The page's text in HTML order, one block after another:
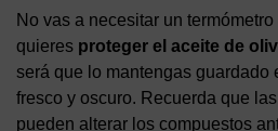
No vas a necesitar un
quieres proteger el aceite de
será que lo mantengas guardado
fresco y oscuro. Recuerda que
pueden alterar los compuestos